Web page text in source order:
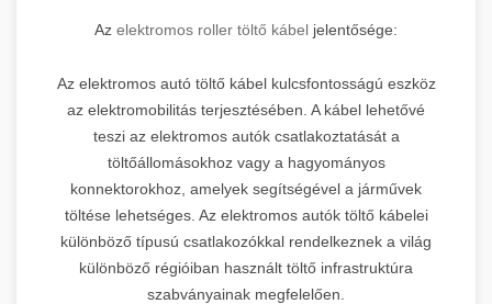
Az elektromos roller töltő kábel jelentősége:
Az elektromos autó töltő kábel kulcsfontosságú eszköz
az elektromobilitás terjesztésében. A kábel lehetővé
teszi az elektromos autók csatlakoztatását a
töltőállomásokhoz vagy a hagyományos
konnektorokhoz, amelyek segítségével a járművek
töltése lehetséges. Az elektromos autók töltő kábelei
különböző típusú csatlakozókkal rendelkeznek a világ
különböző régióiban használt töltő infrastruktúra
szabványainak megfelelően.